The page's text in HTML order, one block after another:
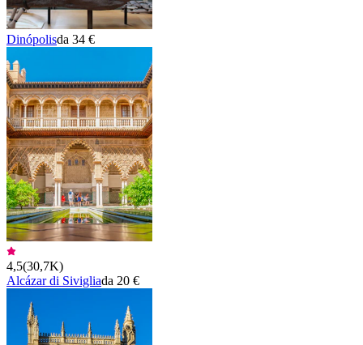
Dinópolisda 34 €
4,5(30,7K)
Alcázar di Sivigliada 20 €